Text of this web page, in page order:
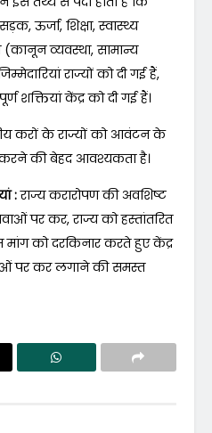
ऊर्जा, शिक्षा, स्वास्थ्य
(कानून व्यवस्था, सामान्य
राज्यों को दी गई हैं,
शक्तियां केंद्र को दी गई हैं।
करों के राज्यों को आवंटन के
करने की बेहद आवश्यकता है।
:राज्य करारोपण की अवशिष्ट
पर कर, राज्य को हस्तांतरित
को दरकिनार करते हुए केंद्र
पर कर लगाने की समस्त